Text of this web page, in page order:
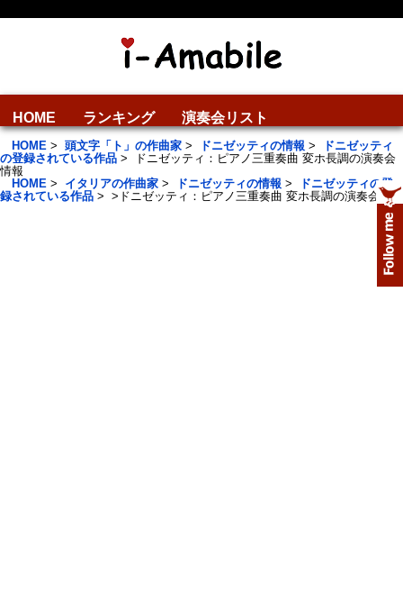
HOME ランキング 演奏会リスト
HOME > 頭文字「ト」の作曲家 > ドニゼッティの情報 >
ドニゼッティ
の登録されている作品 >
ドニゼッティ：ピアノ三重奏曲 変ホ長調の演奏会
情報
HOME > イタリアの作曲家 > ドニゼッティの情報 >
ドニゼッティの登
録されている作品 > > ドニゼッティ：ピアノ三重奏曲 変ホ長調の演奏会情報